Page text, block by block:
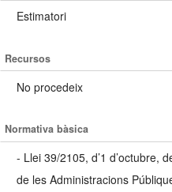
Estimatori
Recursos
No procedeix
Normativa bàsica
- Llei 39/2105, d’1 d’octubre,
de les Administracions